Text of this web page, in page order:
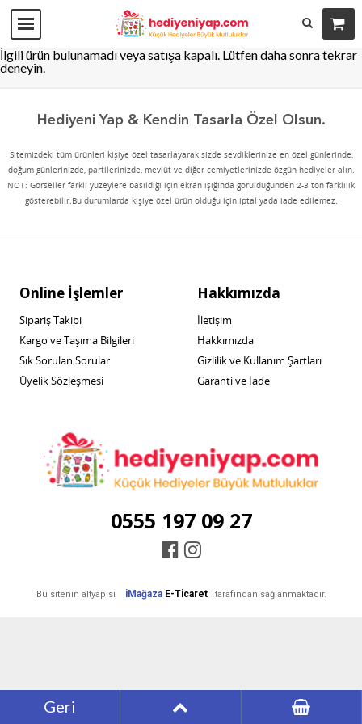
İlgili ürün bulunamadı veya satışa kapalı. Lütfen daha sonra tekrar
deneyin.
Hediyeni Yap & Kendin Tasarla Özel Olsun.
Sitemizdeki tüm ürünleri kişiye özel tasarlayarak sizde sevdiklerinize en özel günlerinde,
doğum günlerinizde, partilerinizde, mevlüt ve diğer cemiyetlerinizde özgün hediyeler alın.
NOT: Görseller farklı yüzeylere basıldığı için ekran ışığında görüldüğünden 2-3 ton farklılık
gösterebilir.Bu durumlarda kişiye özel ürün olduğu için iptal yada iade edilemez.
Online İşlemler
Sipariş Takibi
Kargo ve Taşıma Bilgileri
Sık Sorulan Sorular
Üyelik Sözleşmesi
Hakkımızda
İletişim
Hakkımızda
Gizlilik ve Kullanım Şartları
Garanti ve İade
0555 197 09 27
Geri
Bu sitenin altyapısı iMağaza E-Ticaret tarafından sağlanmaktadır.